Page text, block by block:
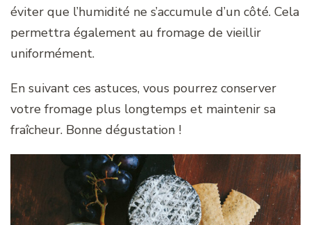
éviter que l’humidité ne s’accumule d’un côté. Cela
permettra également au fromage de vieillir
uniformément.
En suivant ces astuces, vous pourrez conserver
votre fromage plus longtemps et maintenir sa
fraîcheur. Bonne dégustation !